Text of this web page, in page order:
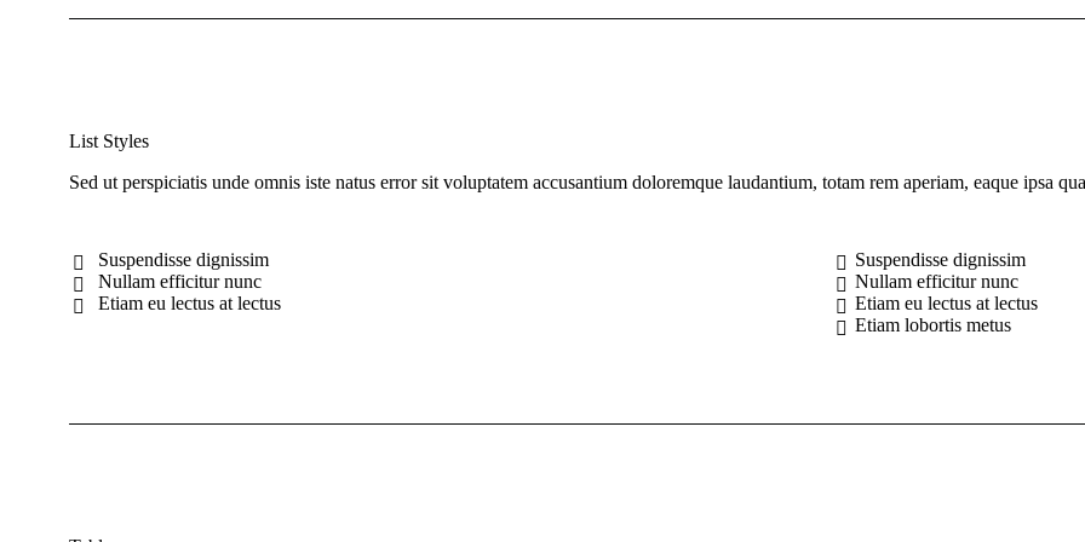
List Styles
Sed ut perspiciatis unde omnis iste natus error sit voluptatem accusantium doloremque laudantium, totam rem aperiam, eaque ipsa
Suspendisse dignissim
Nullam efficitur nunc
Etiam eu lectus at lectus
Suspendisse dignissim
Nullam efficitur nunc
Etiam eu lectus at lectus
Etiam lobortis metus